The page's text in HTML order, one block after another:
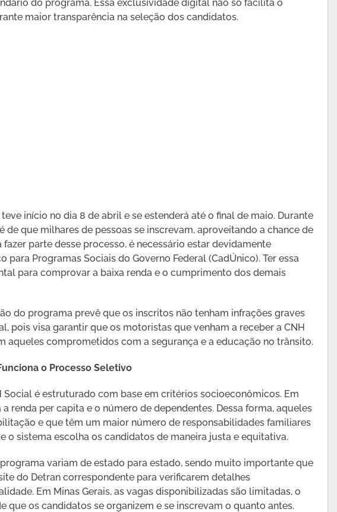
do programa. Essa exclusividade digital não só facilita o
maior transparência na seleção dos candidatos.
início no dia 8 de abril e se estenderá até o final de maio. Durante
de que milhares de pessoas se inscrevam, aproveitando a chance de
fazer parte desse processo, é necessário estar devidamente
para Programas Sociais do Governo Federal (CadÚnico). Ter essa
para comprovar a baixa renda e o cumprimento dos demais
do programa prevê que os inscritos não tenham infrações graves
pois visa garantir que os motoristas que venham a receber a CNH
aqueles comprometidos com a segurança e a educação no trânsito.
o Processo Seletivo
Social é estruturado com base em critérios socioeconômicos. Em
renda per capita e o número de dependentes. Dessa forma, aqueles
e que têm um maior número de responsabilidades familiares
o sistema escolha os candidatos de maneira justa e equitativa.
variam de estado para estado, sendo muito importante que
do Detran correspondente para verificarem detalhes
Em Minas Gerais, as vagas disponibilizadas são limitadas, o
que os candidatos se organizem e se inscrevam o quanto antes.